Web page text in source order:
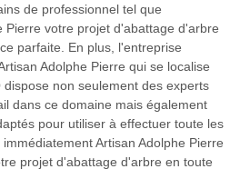
de professionnel tel que
Pierre votre projet d'abattage d'arbre
parfaite. En plus, l'entreprise
Adolphe Pierre qui se localise
non seulement des experts
dans ce domaine mais également
pour utiliser à effectuer toute les
Artisan Adolphe Pierre
projet d'abattage d'arbre en toute